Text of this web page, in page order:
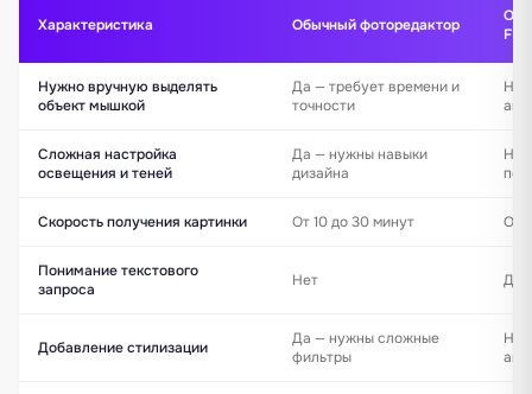
Характеристика Обычный фоторедактор
Нужно вручную выделять
объект мышкой
Да — требует времени и
точности
Сложная настройка
освещения и теней
Да — нужны навыки
дизайна
Скорость получения картинки От 10 до 30 минут
Понимание текстового
запроса
Нет Да
Добавление стилизации
Да — нужны сложные
фильтры